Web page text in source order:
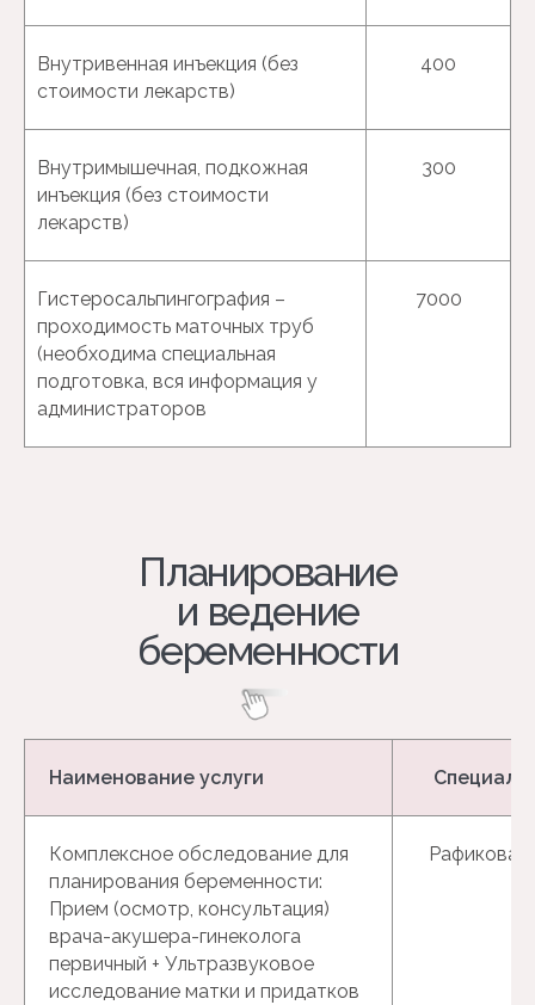
Внутривенная инъекция (без
стоимости лекарств)
400
Внутримышечная, подкожная
инъекция (без стоимости
лекарств)
300
Гистеросальпингография –
проходимость маточных труб
(необходима специальная
подготовка, вся информация у
администраторов
7000
Наименование услуги
Комплексное обследование для
планирования беременности:
Прием (осмотр, консультация)
врача-акушера-гинеколога
первичный + Ультразвуковое
исследование матки и придатков
Рафикова
Эндокринология
Ультразвуковая
диагностика